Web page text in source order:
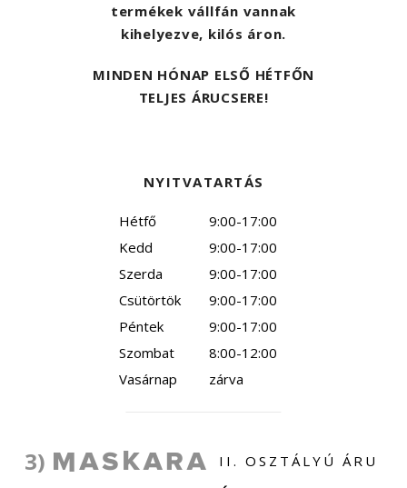
termékek vállfán vannak
kihelyezve, kilós áron.
MINDEN HÓNAP ELSŐ HÉTFŐN
TELJES ÁRUCSERE!
NYITVATARTÁS
Hétfő
9:00-17:00
Kedd
9:00-17:00
Szerda
9:00-17:00
Csütörtök
9:00-17:00
Péntek
9:00-17:00
Szombat
8:00-12:00
Vasárnap
zárva
3)
II. OSZTÁLYÚ ÁRU